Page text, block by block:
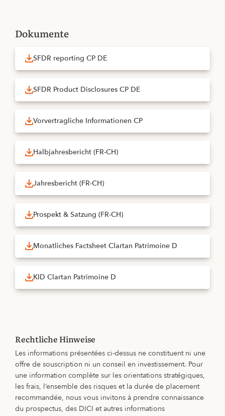
Dokumente
SFDR reporting CP DE
SFDR Product Disclosures CP DE
Vorvertragliche Informationen CP
Halbjahresbericht (FR-CH)
Jahresbericht (FR-CH)
Prospekt & Satzung (FR-CH)
Monatliches Factsheet Clartan Patrimoine D
KID Clartan Patrimoine D
Rechtliche Hinweise
Les informations présentées ci-dessus ne constituent ni une
offre de souscription ni un conseil en investissement. Pour
une information complète sur les orientations stratégiques,
les frais, l’ensemble des risques et la durée de placement
recommandée, nous vous invitons à prendre connaissance
du prospectus, des DICI et autres informations